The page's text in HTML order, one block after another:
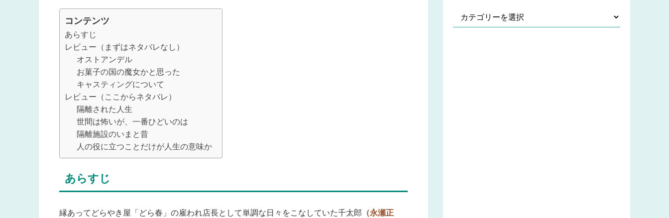
コンテンツ
あらすじ
レビュー（まずはネタバレなし）
オストアンデル
お菓子の国の魔女かと思った
キャスティングについて
レビュー（ここからネタバレ）
隔離された人生
世間は怖いが、一番ひどいのは
隔離施設のいまと昔
人の役に立つことだけが人生の意味か
あらすじ
縁あってどらやき屋「どら春」の雇われ店長として単調な日々をこなしていた千太郎 （永瀬正